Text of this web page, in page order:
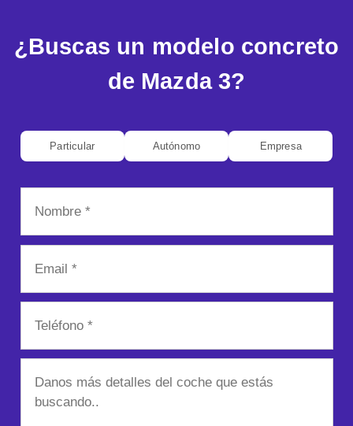
¿Buscas un modelo concreto
de Mazda 3?
Particular Autónomo Empresa